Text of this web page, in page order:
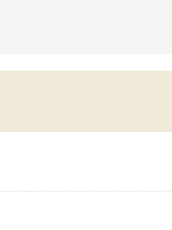
共有があ
。
と言う事で
期での変
しました。
は良かっ
ます。講